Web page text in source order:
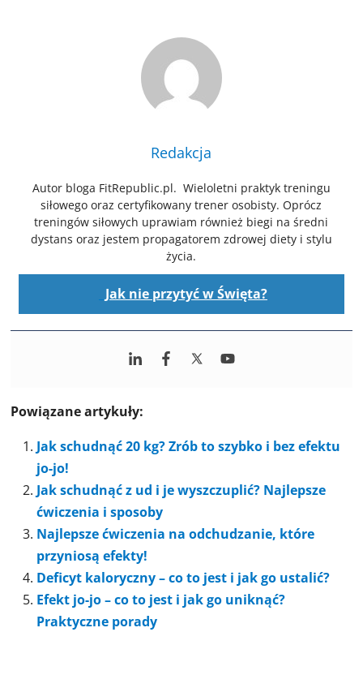
Redakcja
Autor bloga FitRepublic.pl. Wieloletni praktyk treningu
siłowego oraz certyfikowany trener osobisty. Oprócz
treningów siłowych uprawiam również biegi na średni
dystans oraz jestem propagatorem zdrowej diety i stylu
życia.
Jak nie przytyć w Święta?
Powiązane artykuły:
Jak schudnąć 20 kg? Zrób to szybko i bez efektu
jo-jo!
Jak schudnąć z ud i je wyszczuplić? Najlepsze
ćwiczenia i sposoby
Najlepsze ćwiczenia na odchudzanie, które
przyniosą efekty!
Deficyt kaloryczny – co to jest i jak go ustalić?
Efekt jo-jo – co to jest i jak go uniknąć?
Praktyczne porady